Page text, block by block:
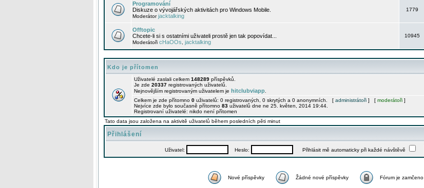
Programování
Diskuze o vývojářských aktivitách pro Windows Mobile.
Moderátorjacktalking
1779
Offtopic
Chcete-li si s ostatními uživateli prostě jen tak popovídat...
Moderátoři cHaOOs jacktalking
10945
Kdo je přítomen
Uživatelé zaslali celkem 148289 příspěvků.
Je zde 20337 registrovaných uživatelů.
Nejnovějším registrovaným uživatelem je hitclubviapp
Celkem je zde přítomno 0 uživatelů: 0 registrovaných, 0 skrytých a 0 anonymních. [ administrátoři ] [ moderátoři ]
Nejvíce zde bylo současně přítomno 83 uživatelů dne ne 25. květen, 2014 19:44.
Registrovaní uživatelé: nikdo není přítomen
Tato data jsou založena na aktivitě uživatelů během posledních pěti minut
Přihlášení
Uživatel: Heslo: Přihlásit mě automaticky při každé návštěvě
Nové příspěvky Žádné nové příspěvky Fórum je zamčeno